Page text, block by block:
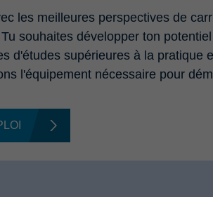
les meilleures perspectives de
souhaites développer ton
d'études supérieures à la
l'équipement nécessaire pour